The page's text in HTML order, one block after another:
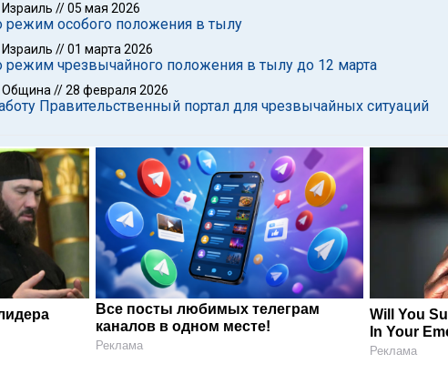
Израиль //05 мая 2026
режим особого положения в тылу
Израиль //01 марта 2026
режим чрезвычайного положения в тылу до 12 марта
Община //28 февраля 2026
Правительственный портал для чрезвычайных ситуаций
Все посты любимых телеграм
каналов в одном месте!
Реклама
Will You
In Your
Реклама